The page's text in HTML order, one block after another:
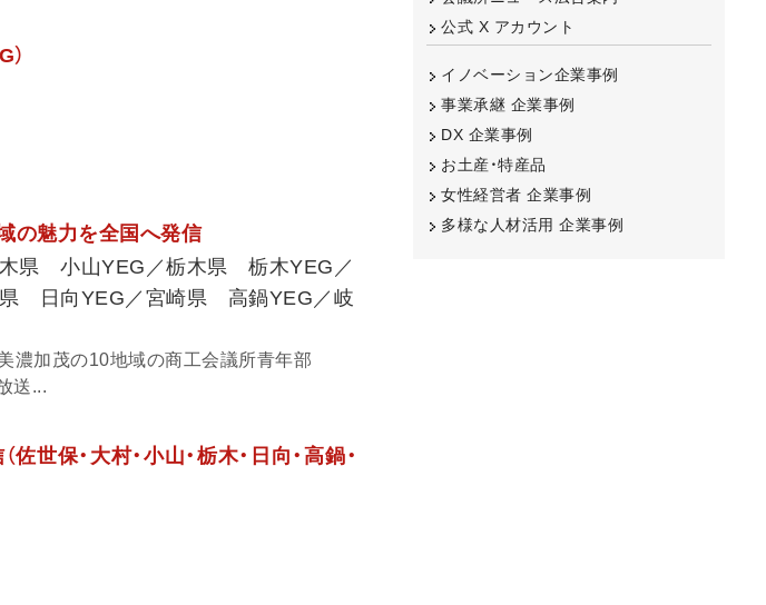
の魅力を全国へ発信
県 小山YEG／栃木県 栃木YEG／
日向YEG／宮崎県 高鍋YEG／岐
・美濃加茂の10地域の商工会議所青年部
送...
保・大村・小山・栃木・日向・高鍋・
公式 X アカウント
イノベーション企業事例
事業承継 企業事例
DX 企業事例
お土産・特産品
女性経営者 企業事例
多様な人材活用 企業事例